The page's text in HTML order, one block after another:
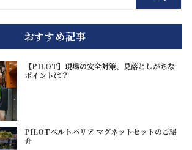
おすすめ記事
【PILOT】現場の安全対策、見落としがちな
ポイントは？
PILOTベルトバリア マグネットセットのご紹
介